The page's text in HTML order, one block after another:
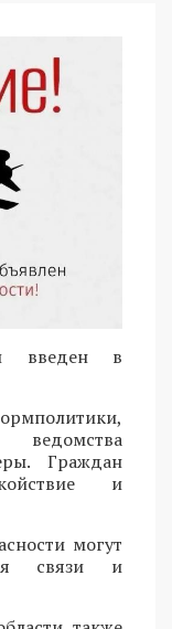
введен в
Граждан
и
могут
связи и